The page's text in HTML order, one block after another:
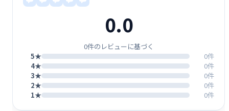
0.0
0件のレビューに基づく
5★
0件
4★
0件
3★
0件
2★
0件
1★
0件